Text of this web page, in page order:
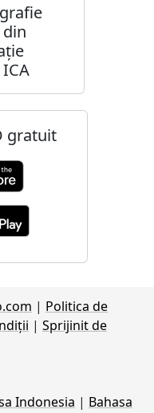
gratuit
| Politica de
| Sprijinit de
Indonesia | Bahasa